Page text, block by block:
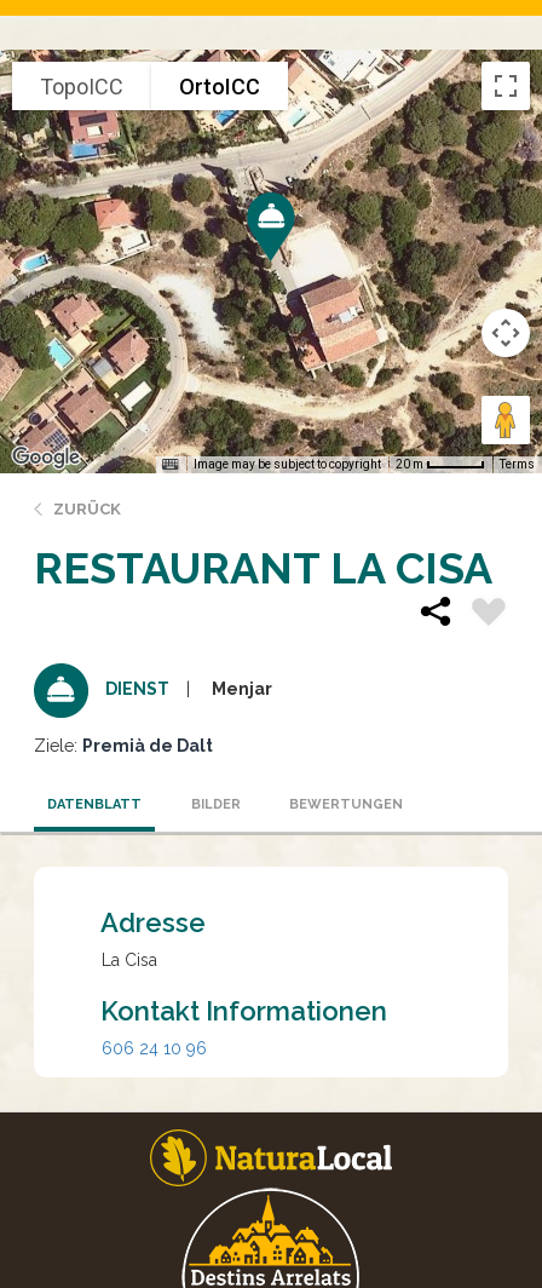
TopoICC OrtoICC
Image may be subject to copyright 20 m Terms
ZURÜCK
RESTAURANT LA CISA
DIENST Menjar
Ziele: Premià de Dalt
DATENBLATT BILDER BEWERTUNGEN
Adresse
La Cisa
Kontakt Informationen
606 24 10 96